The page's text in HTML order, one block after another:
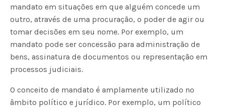
mandato em situações em que alguém concede um
outro, através de uma procuração, o poder de agir ou
tomar decisões em seu nome. Por exemplo, um
mandato pode ser concessão para administração de
bens, assinatura de documentos ou representação em
processos judiciais.
O conceito de mandato é amplamente utilizado no
âmbito político e jurídico. Por exemplo, um político